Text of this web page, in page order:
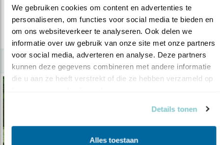
We gebruiken cookies om content en advertenties te
personaliseren, om functies voor social media te bieden en
om ons websiteverkeer te analyseren. Ook delen we
informatie over uw gebruik van onze site met onze partners
voor social media, adverteren en analyse. Deze partners
kunnen deze gegevens combineren met andere informatie
die u aan ze heeft verstrekt of die ze hebben verzameld op
Details tonen
Alles toestaan
lees meer